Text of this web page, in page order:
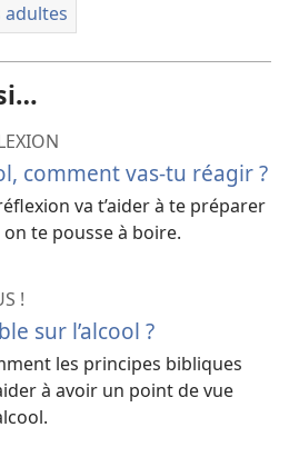
adultes
comment vas-tu réagir ?
va t’aider à te préparer
te pousse à boire.
!
sur l’alcool ?
les principes bibliques
à avoir un point de vue